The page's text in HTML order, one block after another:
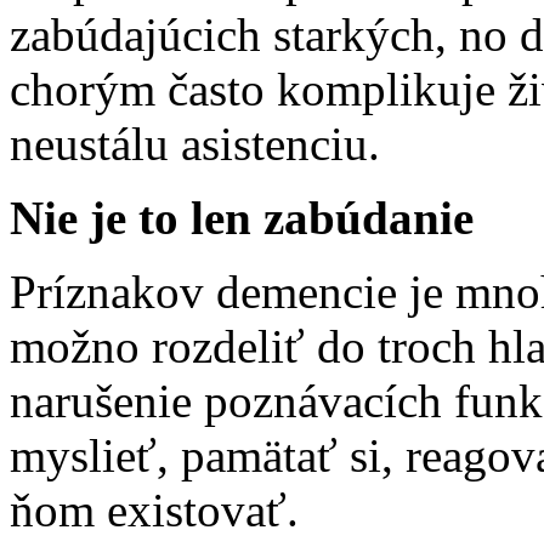
zabúdajúcich starkých, no
chorým často komplikuje
neustálu asistenciu.
Nie je to len zabúdanie
Príznakov demencie je
možno rozdeliť do troch
narušenie poznávacích
myslieť, pamätať si,
ňom existovať.